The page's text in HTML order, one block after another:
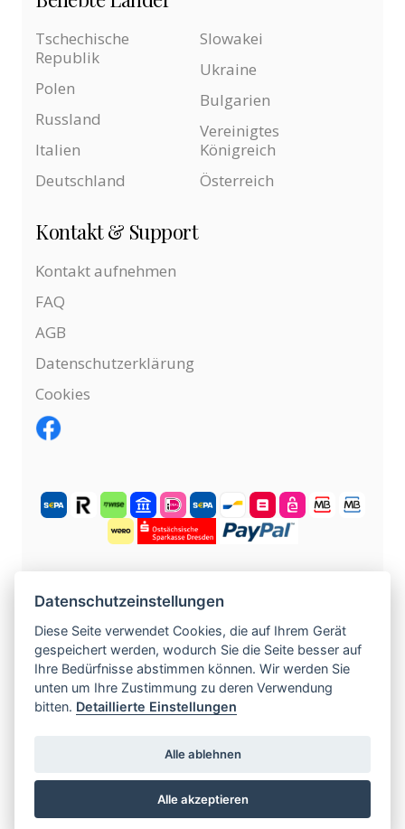
Tschechische
Republik
Polen
Russland
Italien
Deutschland
Slowakei
Ukraine
Bulgarien
Vereinigtes
Königreich
Österreich
Kontakt & Support
Kontakt aufnehmen
FAQ
AGB
Datenschutzerklärung
Cookies
©2004 -2026tschechische-traumfrauen.de.
Alle Rechte vorbehalten.
KOSTENLOS ANMELDEN
www.europska-zoznamka.sk
seznamka.cz|www.loveineurope.eu|
www.stavdum.cz
Datenschutzeinstellungen
Diese Seite verwendet Cookies, die auf Ihrem Gerät
gespeichert werden, wodurch Sie die Seite besser auf
Ihre Bedürfnisse abstimmen können. Wir werden Sie
unten um Ihre Zustimmung zu deren Verwendung
bitten. Detaillierte Einstellungen
Alle ablehnen
Alle akzeptieren